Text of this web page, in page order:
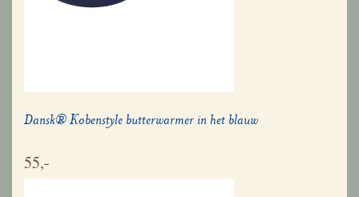
Dansk® Kobenstyle butterwarmer in het blauw
55,-